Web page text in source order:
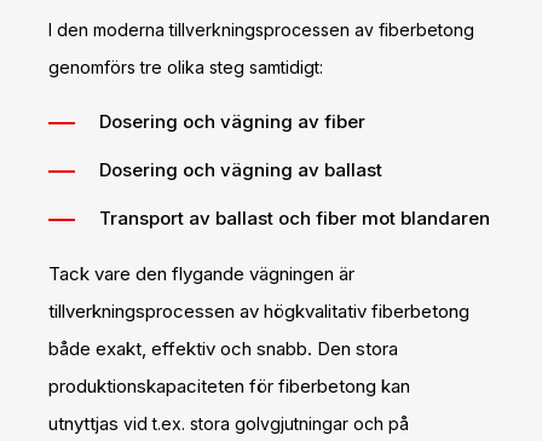
I den moderna tillverkningsprocessen av fiberbetong
genomförs tre olika steg samtidigt:
Dosering och vägning av fiber
Dosering och vägning av ballast
Transport av ballast och fiber mot blandaren
Tack vare den flygande vägningen är
tillverkningsprocessen av högkvalitativ fiberbetong
både exakt, effektiv och snabb. Den stora
produktionskapaciteten för fiberbetong kan
utnyttjas vid t.ex. stora golvgjutningar och på